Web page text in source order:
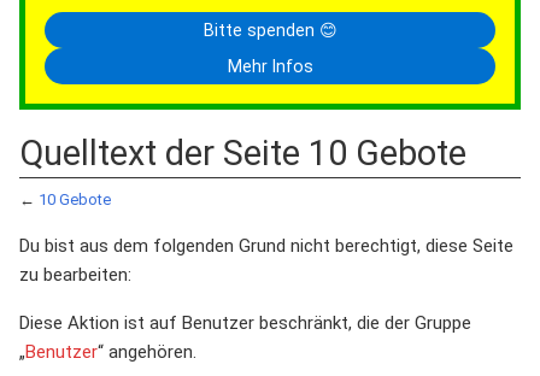
Bitte spenden 😊
Mehr Infos
Quelltext der Seite 10 Gebote
← 10 Gebote
Du bist aus dem folgenden Grund nicht berechtigt, diese Seite
zu bearbeiten:
Diese Aktion ist auf Benutzer beschränkt, die der Gruppe
„Benutzer“ angehören.